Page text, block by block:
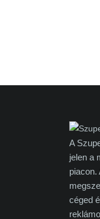
A
jelen a
piacon.
céged